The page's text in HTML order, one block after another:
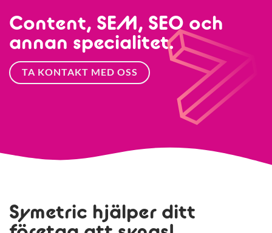
Content, SEM, SEO och
annan specialitet.
TA KONTAKT MED OSS
Symetric hjälper ditt